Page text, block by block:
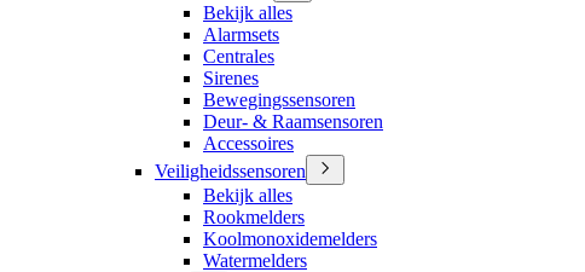
Bekijk alles
Alarmsets
Centrales
Sirenes
Bewegingssensoren
Deur- & Raamsensoren
Accessoires
Veiligheidssensoren
Bekijk alles
Rookmelders
Koolmonoxidemelders
Watermelders